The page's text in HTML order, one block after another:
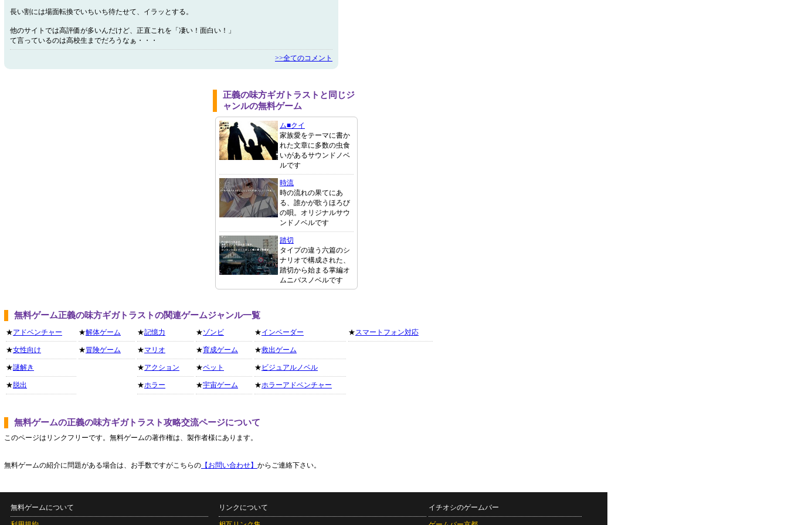
長い割には場面転換でいちいち待たせて、イラッとする。
他のサイトでは高評価が多いんだけど、正直これを「凄い！面白い！」
て言っているのは高校生までだろうなぁ・・・
>>全てのコメント
正義の味方ギガトラストと同じジ
ャンルの無料ゲーム
ム■クイ
家族愛をテーマに書か
れた文章に多数の虫食
いがあるサウンドノベ
ルです
時流
時の流れの果てにあ
る、誰かが歌うほろび
の唄。オリジナルサウ
ンドノベルです
踏切
タイプの違う六篇のシ
ナリオで構成された、
踏切から始まる掌編オ
ムニバスノベルです
無料ゲーム正義の味方ギガトラストの関連ゲームジャンル一覧
★アドベンチャー
★女性向け
★謎解き
★ 脱出
★解体ゲーム
★冒険ゲーム
★記憶力
★マリオ
★アクション
★ホラー
★ゾンビ
★育成ゲーム
★ペット
★宇宙ゲーム
★インベーダー
★救出ゲーム
★ ビジュアルノベル
★ホラーアドベンチャー
★スマートフォン対応
無料ゲームの正義の味方ギガトラスト攻略交流ページについて
このページはリンクフリーです。無料ゲームの著作権は、製作者様にあります。
無料ゲームの紹介に問題がある場合は、お手数ですがこちらの 【お問い合わせ】 からご連絡下さい。
無料ゲームについて リンクについて イチオシのゲームバー